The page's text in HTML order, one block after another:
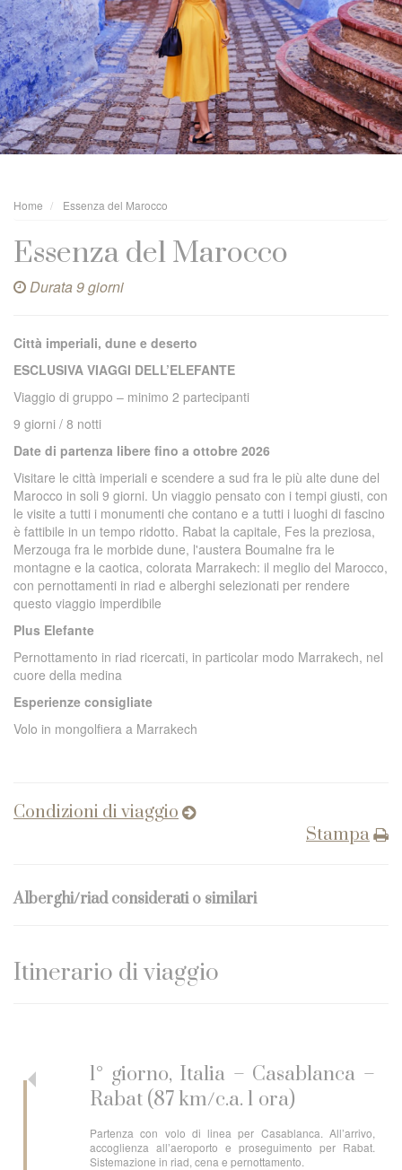
Home Essenza del Marocco
Essenza del Marocco
Durata 9 giorni
Città imperiali, dune e deserto
ESCLUSIVA VIAGGI DELL’ELEFANTE
Viaggio di gruppo – minimo 2 partecipanti
9 giorni / 8 notti
Date di partenza libere fino a ottobre 2026
Visitare le città imperiali e scendere a sud fra le più alte dune del
Marocco in soli 9 giorni. Un viaggio pensato con i tempi giusti, con
le visite a tutti i monumenti che contano e a tutti i luoghi di fascino
è fattibile in un tempo ridotto. Rabat la capitale, Fes la preziosa,
Merzouga fra le morbide dune, l'austera Boumalne fra le
montagne e la caotica, colorata Marrakech: il meglio del Marocco,
con pernottamenti in riad e alberghi selezionati per rendere
questo viaggio imperdibile
Plus Elefante
Pernottamento in riad ricercati, in particolar modo Marrakech, nel
cuore della medina
Esperienze consigliate
Volo in mongolfiera a Marrakech
Condizioni di viaggio
Stampa
Alberghi/riad considerati o similari
Itinerario di viaggio
1° giorno, Italia – Casablanca –
Rabat (87 km/c.a. 1 ora)
Partenza con volo di linea per Casablanca. All’arrivo,
accoglienza all’aeroporto e proseguimento per Rabat.
Sistemazione in riad, cena e pernottamento.